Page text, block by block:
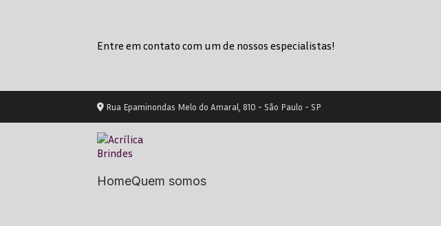
Entre em contato com um de nossos especialistas!
Rua Epaminondas Melo do Amaral, 810 - São Paulo - SP
Home
Quem somos